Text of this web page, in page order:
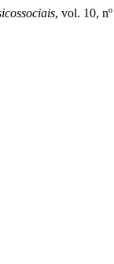
, vol. 10,